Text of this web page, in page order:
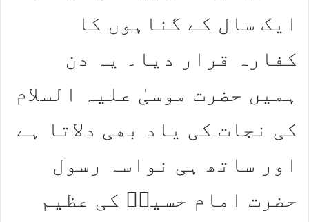
ایک سال کے گناہوں کا
کفارہ قرار دیا۔ یہ دن
ہمیں حضرت موسیٰ علیہ السلام
کی نجات کی یاد بھی دلاتا ہے
اور ساتھ ہی نواسہ رسول
حضرت امام حسینؓ کی عظیم